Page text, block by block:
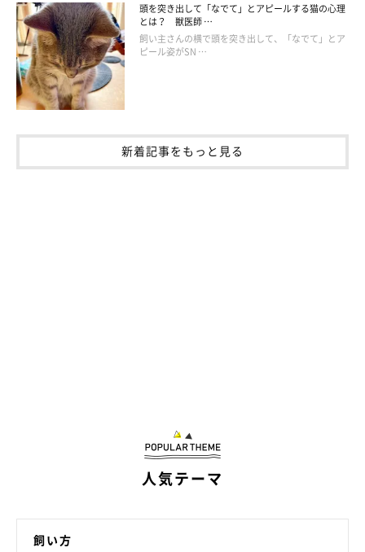
ねこのきもち投稿写真ギャラリー
「片方ない靴下がたくさんある」
カミカミしているのを見つけたので、それからは洗ってす
ぐ資源ゴミの袋に捨てている」
物ではないけれど…
頭を突き出して「なでて」とアピールする猫の心理
とは？ 獣医師 …
飼い主さんの横で頭を突き出して、「なでて」とア
ピール姿がSN …
新着記事をもっと見る
人気テーマ
飼い方